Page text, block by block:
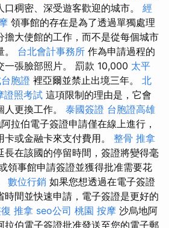
稠密、深受遊客歡迎的城市。 經
領事館的存在是為了透過單獨處理
擔大使館的工作，而不是從每個城市
。 台北會計事務所 作為申請過程的
一張臉部照片。 罰款 10,000 太平
胞證 裡亞爾並禁止出境三年。 北
證照考試 這項限制的理由是，它會
更換工作。 泰國簽證 台胞證高雄
拉伯電子簽證申請僅在線上進行，
或金融卡來支付費用。 整骨 推拿
長在該國的停留時間，簽證將變得毫
領事館申請簽證並獲得批准需要花
數位行銷 如果您想透過在電子簽證
時間並快速申請，電子簽證是更好的
推拿 seo公司 桃園 按摩 沙烏地阿
拉伯電子簽證批准發送至您的電子郵